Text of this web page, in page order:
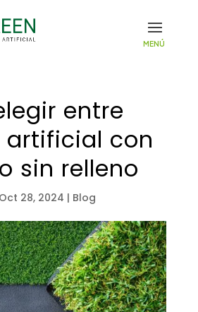
entre
artificial con
sin relleno
Oct 28, 2024 | Blog